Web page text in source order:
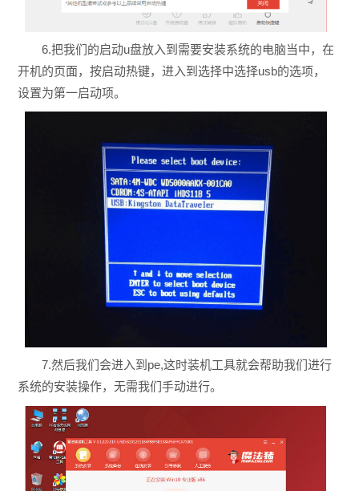
6.把我们的启动u盘放入到需要安装系统的电脑当中，在
开机的页面，按启动热键，进入到选择中选择usb的选项，
设置为第一启动项。
7.然后我们会进入到pe,这时装机工具就会帮助我们进行
系统的安装操作，无需我们手动进行。